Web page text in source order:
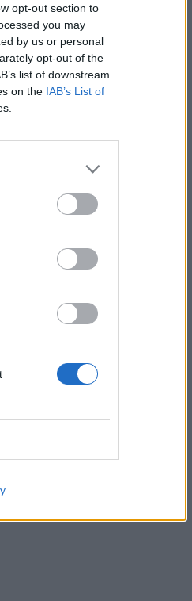
opt-out section to
you may
by us or personal
opt-out of the
list of downstream
on the IAB’s List of